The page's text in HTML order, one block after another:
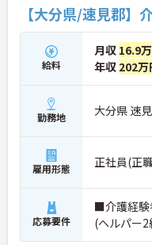
【大分県/速見郡】
給料
月収 16.9
年収 202
勤務地 大分県 速
雇用形態 正社員(正
応募要件
■介護経験
(ヘルパー